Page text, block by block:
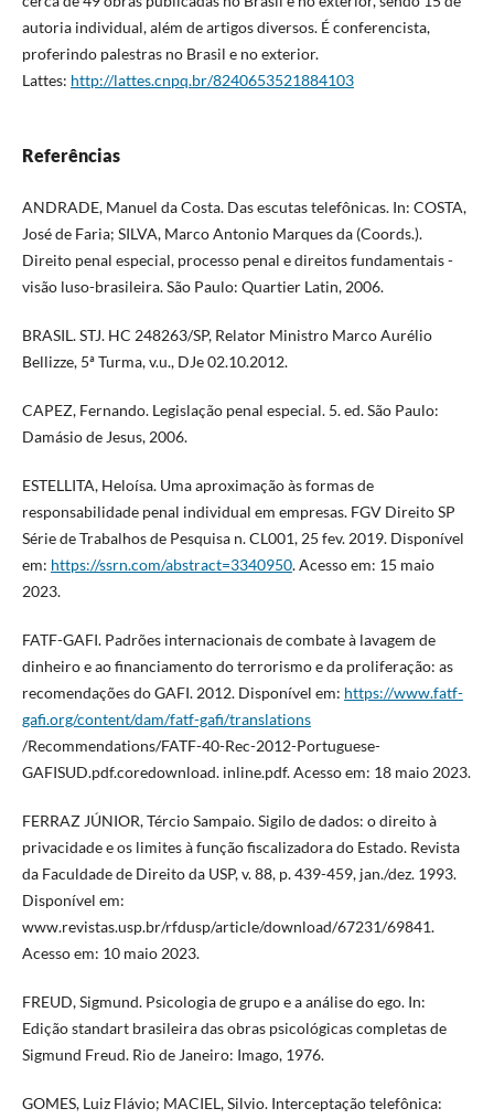
autoria individual, além de artigos diversos. É conferencista,
proferindo palestras no Brasil e no exterior.
Lattes: http://lattes.cnpq.br/8240653521884103
Referências
ANDRADE, Manuel da Costa. Das escutas telefônicas. In: COSTA,
José de Faria; SILVA, Marco Antonio Marques da (Coords.).
Direito penal especial, processo penal e direitos fundamentais -
visão luso-brasileira. São Paulo: Quartier Latin, 2006.
BRASIL. STJ. HC 248263/SP, Relator Ministro Marco Aurélio
Bellizze, 5ª Turma, v.u., DJe 02.10.2012.
CAPEZ, Fernando. Legislação penal especial. 5. ed. São Paulo:
Damásio de Jesus, 2006.
ESTELLITA, Heloísa. Uma aproximação às formas de
responsabilidade penal individual em empresas. FGV Direito SP
Série de Trabalhos de Pesquisa n. CL001, 25 fev. 2019. Disponível
em: https://ssrn.com/abstract=3340950. Acesso em: 15 maio
2023.
FATF-GAFI. Padrões internacionais de combate à lavagem de
dinheiro e ao financiamento do terrorismo e da proliferação: as
recomendações do GAFI. 2012. Disponível em: https://www.fatf-
gafi.org/content/dam/fatf-gafi/translations
/Recommendations/FATF-40-Rec-2012-Portuguese-
GAFISUD.pdf.coredownload. inline.pdf. Acesso em: 18 maio 2023.
FERRAZ JÚNIOR, Tércio Sampaio. Sigilo de dados: o direito à
privacidade e os limites à função fiscalizadora do Estado. Revista
da Faculdade de Direito da USP, v. 88, p. 439-459, jan./dez. 1993.
Disponível em:
www.revistas.usp.br/rfdusp/article/download/67231/69841.
Acesso em: 10 maio 2023.
FREUD, Sigmund. Psicologia de grupo e a análise do ego. In:
Edição standart brasileira das obras psicológicas completas de
Sigmund Freud. Rio de Janeiro: Imago, 1976.
GOMES, Luiz Flávio; MACIEL, Silvio. Interceptação telefônica: